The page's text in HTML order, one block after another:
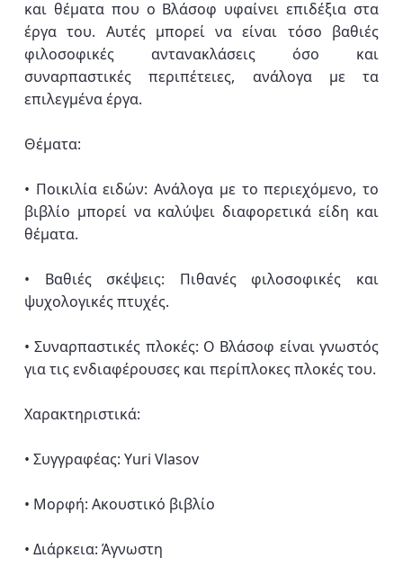
και θέματα που ο Βλάσοφ υφαίνει επιδέξια στα
έργα του. Αυτές μπορεί να είναι τόσο βαθιές
φιλοσοφικές αντανακλάσεις όσο και
συναρπαστικές περιπέτειες, ανάλογα με τα
επιλεγμένα έργα.
Θέματα:
• Ποικιλία ειδών: Ανάλογα με το περιεχόμενο, το
βιβλίο μπορεί να καλύψει διαφορετικά είδη και
θέματα.
• Βαθιές σκέψεις: Πιθανές φιλοσοφικές και
ψυχολογικές πτυχές.
• Συναρπαστικές πλοκές: Ο Βλάσοφ είναι γνωστός
για τις ενδιαφέρουσες και περίπλοκες πλοκές του.
Χαρακτηριστικά:
• Συγγραφέας: Yuri Vlasov
• Μορφή: Ακουστικό βιβλίο
• Διάρκεια: Άγνωστη